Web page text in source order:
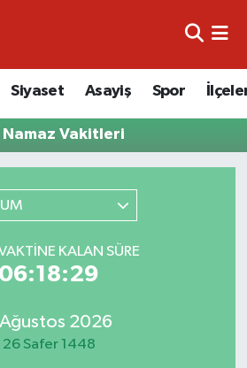
Siyaset Asayiş Spor
Vakitleri
KALAN SÜRE
06:18:29
2026
26 Safer 1448
Durumu ve Fikstür